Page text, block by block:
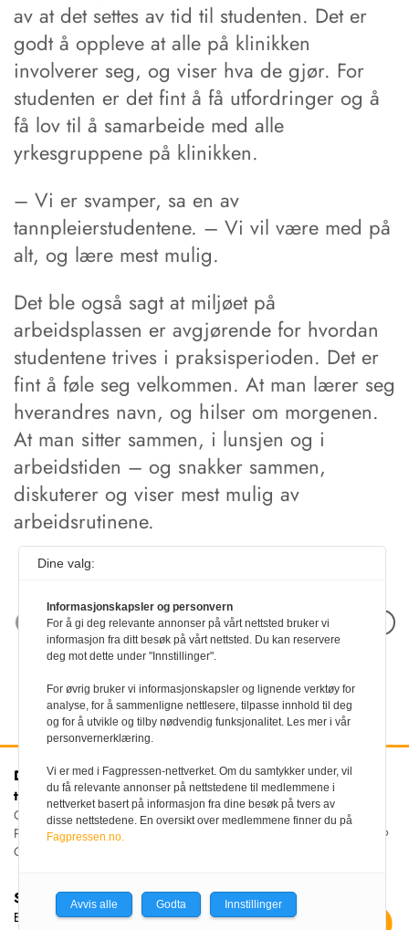
av at det settes av tid til studenten. Det er
godt å oppleve at alle på klinikken
involverer seg, og viser hva de gjør. For
studenten er det fint å få utfordringer og å
få lov til å samarbeide med alle
yrkesgruppene på klinikken.
– Vi er svamper, sa en av
tannpleierstudentene. – Vi vil være med på
alt, og lære mest mulig.
Det ble også sagt at miljøet på
arbeidsplassen er avgjørende for hvordan
studentene trives i praksisperioden. Det er
fint å føle seg velkommen. At man lærer seg
hverandres navn, og hilser om morgenen.
At man sitter sammen, i lunsjen og i
arbeidstiden – og snakker sammen,
diskuterer og viser mest mulig av
arbeidsrutinene.
Neste artikkel
Den norske
tannlegeforenings Tidende
Christiania Torv 5, 0158 Oslo
Postboks 2073 Vika, 0125
OSLO
Kontakt oss
Tlf:22 54 74 00
E-post:
tidende@tannlegeforeningen.no
Sjefredaktør
Ellen Beate Dyvi
Dine valg:
Informasjonskapsler og personvern
For å gi deg relevante annonser på vårt nettsted bruker vi
informasjon fra ditt besøk på vårt nettsted. Du kan reservere
deg mot dette under "Innstillinger".
For øvrig bruker vi informasjonskapsler og lignende verktøy for
analyse, for å sammenligne nettlesere, tilpasse innhold til deg
og for å utvikle og tilby nødvendig funksjonalitet. Les mer i vår
personvernerklæring.
Vi er med i Fagpressen-nettverket. Om du samtykker under, vil
du få relevante annonser på nettstedene til medlemmene i
nettverket basert på informasjon fra dine besøk på tvers av
disse nettstedene. En oversikt over medlemmene finner du på
Fagpressen.no.
Avvis alle Godta Innstillinger